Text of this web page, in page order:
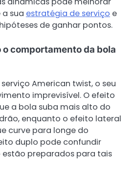
sua estratégia de serviço e
de ganhar pontos.
comportamento da bola
American twist, o seu
imprevisível. O efeito
a bola suba mais alto do
enquanto o efeito lateral
curve para longe do
duplo pode confundir
estão preparados para tais